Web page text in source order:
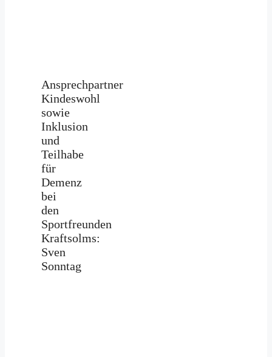
Ansprechpartner
Kindeswohl
sowie
Inklusion
und
Teilhabe
für
Demenz
bei
den
Sportfreunden
Kraftsolms:
Sven
Sonntag